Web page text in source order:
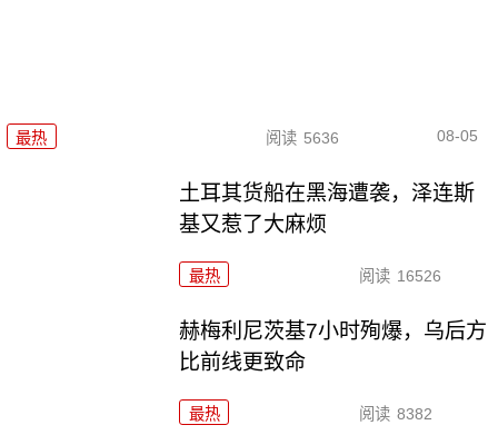
最热 阅读 5636 08-05
土耳其货船在黑海遭袭，泽连斯
基又惹了大麻烦
最热 阅读 16526
赫梅利尼茨基7小时殉爆，乌后方
比前线更致命
最热 阅读 8382